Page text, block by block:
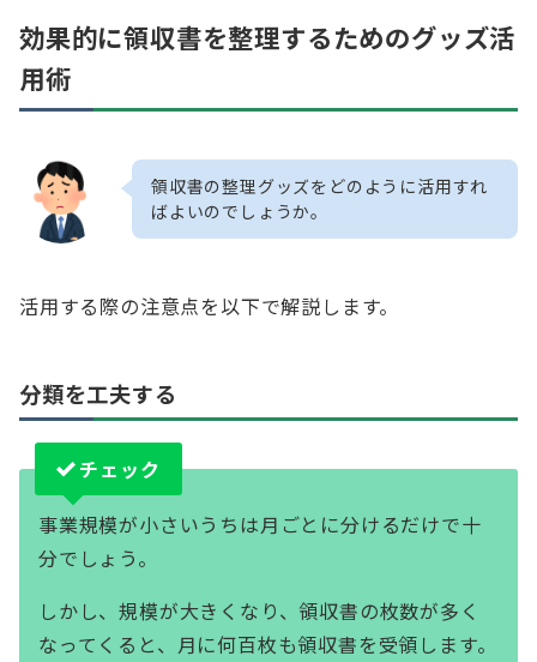
効果的に領収書を整理するためのグッズ活
用術
領収書の整理グッズをどのように活用すれ
ばよいのでしょうか。
活用する際の注意点を以下で解説します。
分類を工夫する
チェック
事業規模が小さいうちは月ごとに分けるだけで十
分でしょう。
しかし、規模が大きくなり、領収書の枚数が多く
なってくると、月に何百枚も領収書を受領します。